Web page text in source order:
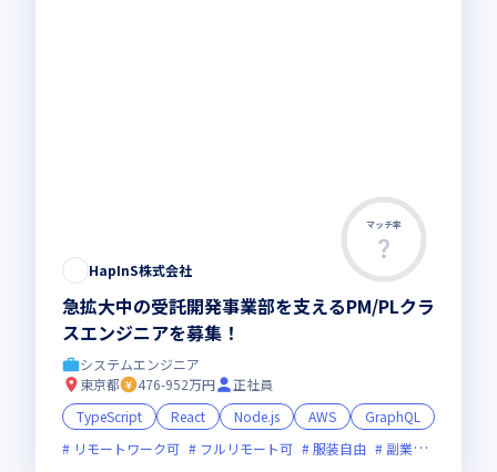
マッチ率
HapInS株式会社
急拡大中の受託開発事業部を支えるPM/PLクラ
スエンジニアを募集！
システムエンジニア
東京都
476-952万円
正社員
TypeScript
React Node.js AWS
GraphQL
リモートワーク可
フルリモート可 服装自由 副業可